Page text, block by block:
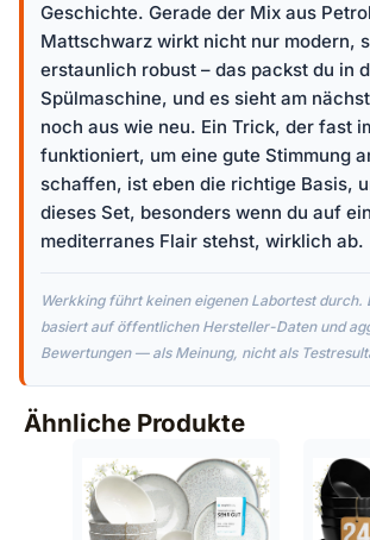
Geschichte. Gerade der Mix aus
Mattschwarz wirkt nicht nur modern,
erstaunlich robust – das packst du in
Spülmaschine, und es sieht am
noch aus wie neu. Ein Trick, der fast
funktioniert, um eine gute Stimmung
schaffen, ist eben die richtige Basis,
dieses Set, besonders wenn du auf
mediterranes Flair stehst, wirklich ab.
Werkking führt keinen eigenen Labortest durch.
basiert auf öffentlichen Hersteller-Daten und
Bewertungen — als Meinung, nicht als
Ähnliche Produkte